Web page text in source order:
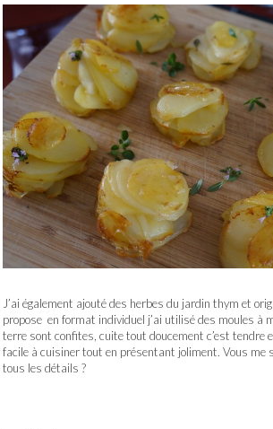
J’ai également ajouté des herbes du jardin thym et
propose en format individuel j’ai utilisé des moules à
terre sont confites, cuite tout doucement c’est tendre
facile à cuisiner tout en présentant joliment. Vous me
tous les détails ?